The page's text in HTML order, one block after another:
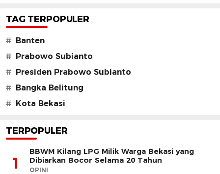
TAG TERPOPULER
# Banten
# Prabowo Subianto
# Presiden Prabowo Subianto
# Bangka Belitung
# Kota Bekasi
TERPOPULER
1
BBWM Kilang LPG Milik Warga Bekasi yang
Dibiarkan Bocor Selama 20 Tahun
OPINI